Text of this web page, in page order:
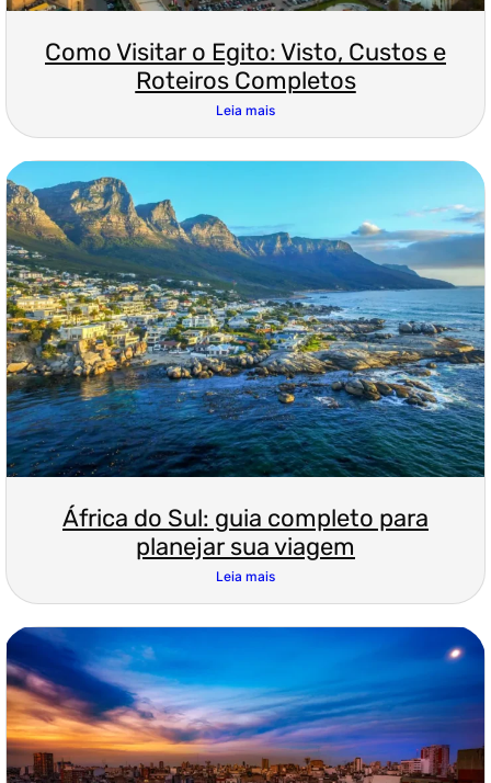
Como Visitar o Egito: Visto, Custos e
Roteiros Completos
Leia mais
África do Sul: guia completo para
planejar sua viagem
Leia mais